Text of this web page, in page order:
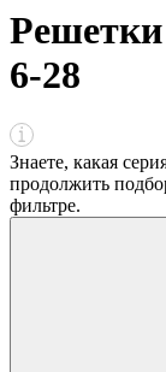
Решетки
6-28
Знаете, какая
продолжить
фильтре.